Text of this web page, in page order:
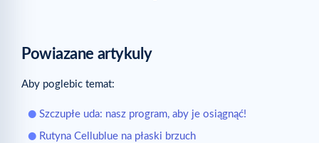
Powiazane artykuly
Aby poglebic temat:
Szczupłe uda: nasz program, aby je osiągnąć!
Rutyna Cellublue na płaski brzuch